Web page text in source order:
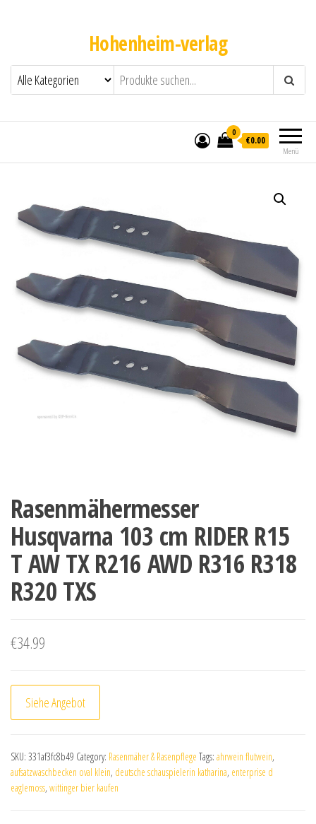
Hohenheim-verlag
Menü
0
€0.00
Rasenmähermesser
Husqvarna 103 cm RIDER R15
T AW TX R216 AWD R316 R318
R320 TXS
€34.99
Siehe Angebot
SKU: 331af3fc8b49 Category: Rasenmäher & Rasenpflege Tags: ahrwein flutwein,
aufsatzwaschbecken oval klein, deutsche schauspielerin katharina, enterprise d
eaglemoss, wittinger bier kaufen